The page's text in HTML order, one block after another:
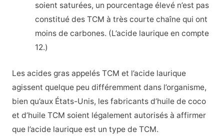
soient saturées, un pourcentage élevé n’est pas
constitué des TCM à très courte chaîne qui ont
moins de carbones. (L’acide laurique en compte
12.)
Les acides gras appelés TCM et l’acide laurique
agissent quelque peu différemment dans l’organisme,
bien qu’aux États-Unis, les fabricants d’huile de coco
et d’huile TCM soient légalement autorisés à affirmer
que l’acide laurique est un type de TCM.